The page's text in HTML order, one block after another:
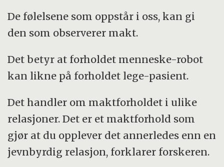
De følelsene som oppstår i oss, kan gi
den som observerer makt.
Det betyr at forholdet menneske-robot
kan likne på forholdet lege-pasient.
Det handler om maktforholdet i ulike
relasjoner. Det er et maktforhold som
gjør at du opplever det annerledes enn en
jevnbyrdig relasjon, forklarer forskeren.